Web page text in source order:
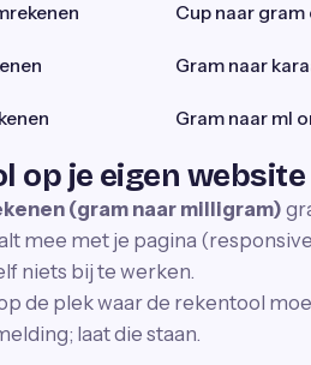
Cup naar gram
Gram naar
Gram naar ml
op je eigen website
(gram naar milligram)
mee met je pagina
niets bij te werken.
de plek waar de rekentool
laat die staan.